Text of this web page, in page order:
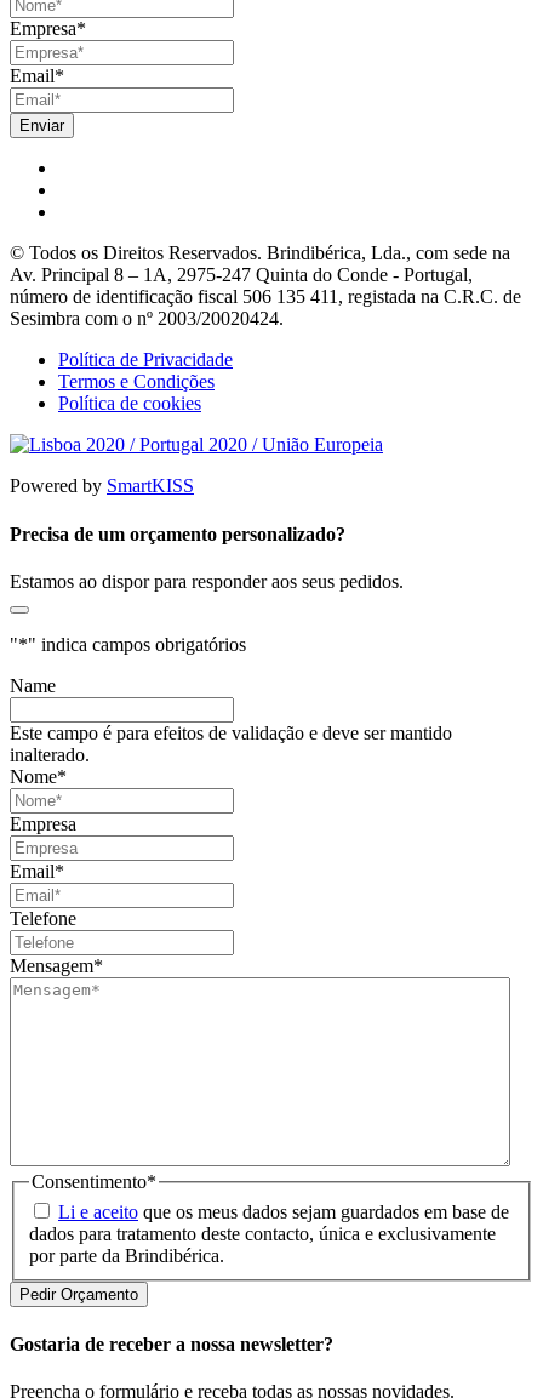
Empresa*
Email*
© Todos os Direitos Reservados. Brindibérica, Lda., com sede na
Av. Principal 8 – 1A, 2975-247 Quinta do Conde - Portugal,
número de identificação fiscal 506 135 411, registada na C.R.C. de
Sesimbra com o nº 2003/20020424.
Política de Privacidade
Termos e Condições
Política de cookies
Powered by SmartKISS
Precisa de um orçamento personalizado?
Estamos ao dispor para responder aos seus pedidos.
"*" indica campos obrigatórios
Name
Este campo é para efeitos de validação e deve ser mantido
inalterado.
Nome*
Empresa
Email*
Telefone
Mensagem*
Consentimento*
Li e aceito que os meus dados sejam guardados em base de
dados para tratamento deste contacto, única e exclusivamente
por parte da Brindibérica.
Gostaria de receber a nossa newsletter?
Preencha o formulário e receba todas as nossas novidades.